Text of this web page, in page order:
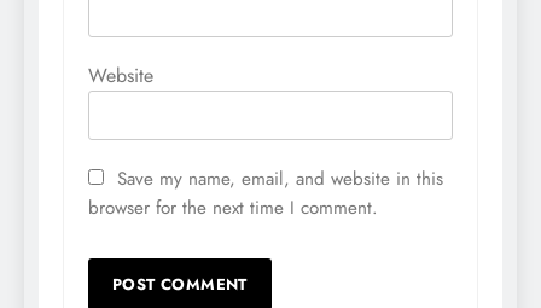
Website
Save my name, email, and website in this
browser for the next time I comment.